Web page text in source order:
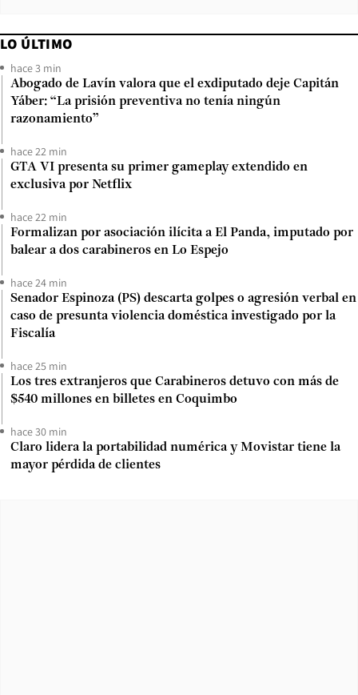
LO ÚLTIMO
hace 3 min
Abogado de Lavín valora que el exdiputado deje Capitán
Yáber: “La prisión preventiva no tenía ningún
razonamiento”
hace 22 min
GTA VI presenta su primer gameplay extendido en
exclusiva por Netflix
hace 22 min
Formalizan por asociación ilícita a El Panda, imputado por
balear a dos carabineros en Lo Espejo
hace 24 min
Senador Espinoza (PS) descarta golpes o agresión verbal en
caso de presunta violencia doméstica investigado por la
Fiscalía
hace 25 min
Los tres extranjeros que Carabineros detuvo con más de
$540 millones en billetes en Coquimbo
hace 30 min
Claro lidera la portabilidad numérica y Movistar tiene la
mayor pérdida de clientes